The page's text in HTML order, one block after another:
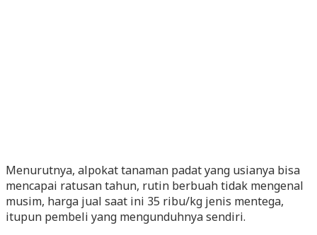
Menurutnya, alpokat tanaman padat yang usianya bisa
mencapai ratusan tahun, rutin berbuah tidak mengenal
musim, harga jual saat ini 35 ribu/kg jenis mentega,
itupun pembeli yang mengunduhnya sendiri.